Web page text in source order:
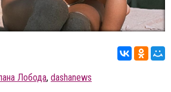
Лобода, dashanews